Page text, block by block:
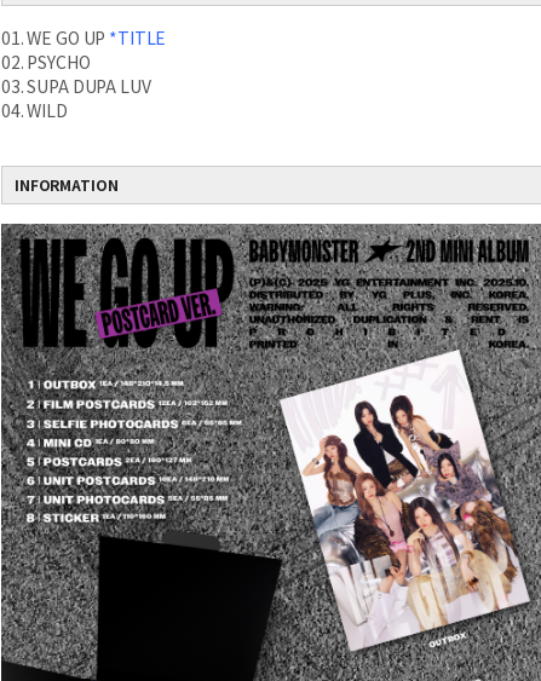
01. WE GO UP *TITLE
02. PSYCHO
03. SUPA DUPA LUV
04. WILD
INFORMATION